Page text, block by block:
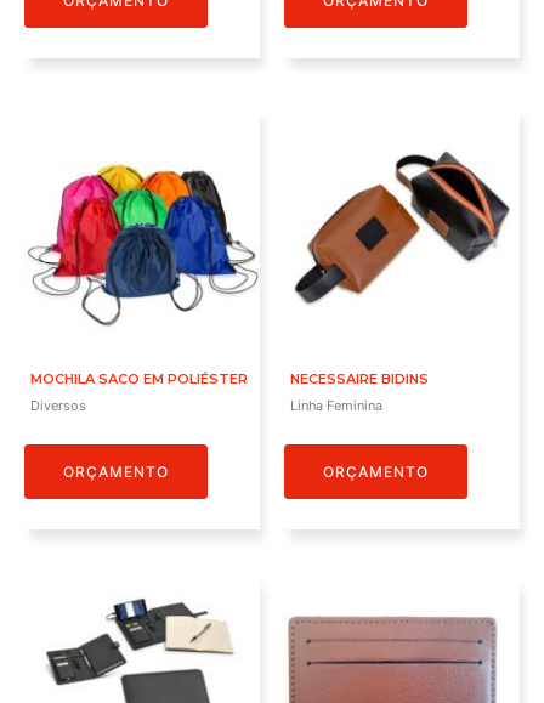
MOCHILA SACO EM POLIÉSTER
Diversos
ORÇAMENTO
NECESSAIRE BIDINS
Linha Feminina
ORÇAMENTO